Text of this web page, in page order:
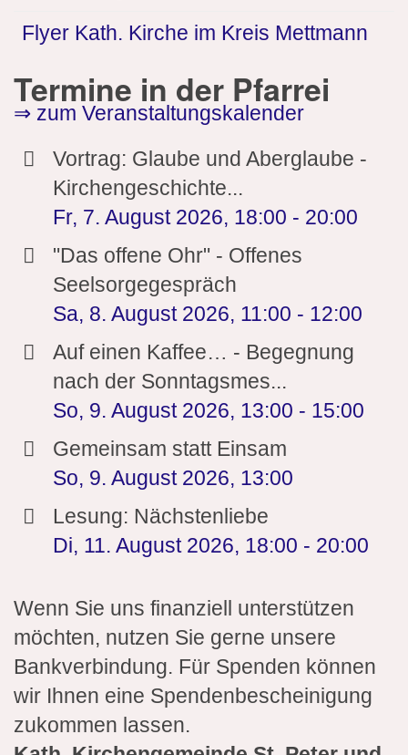
Flyer Kath. Kirche im Kreis Mettmann
Termine in der Pfarrei
⇒ zum Veranstaltungskalender
Vortrag: Glaube und Aberglaube -
Kirchengeschichte...
Fr, 7. August 2026, 18:00 - 20:00
"Das offene Ohr" - Offenes
Seelsorgegespräch
Sa, 8. August 2026, 11:00 - 12:00
Auf einen Kaffee… - Begegnung
nach der Sonntagsmes...
So, 9. August 2026, 13:00 - 15:00
Gemeinsam statt Einsam
So, 9. August 2026, 13:00
Lesung: Nächstenliebe
Di, 11. August 2026, 18:00 - 20:00
Wenn Sie uns finanziell unterstützen
möchten, nutzen Sie gerne unsere
Bankverbindung. Für Spenden können
wir Ihnen eine Spendenbescheinigung
zukommen lassen.